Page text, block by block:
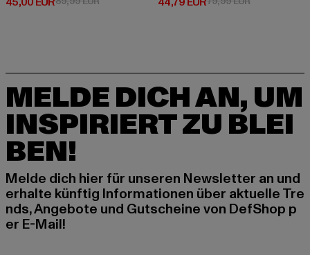
MELDE DICH AN, UM
INSPIRIERT ZU BLEI
BEN!
Melde dich hier für unseren Newsletter an und
erhalte künftig Informationen über aktuelle Tre
nds, Angebote und Gutscheine von DefShop p
er E-Mail!